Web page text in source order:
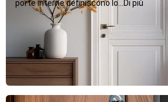
porte interne definiscono lo...Di più